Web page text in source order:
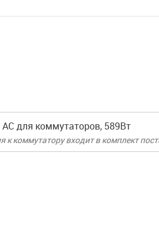
для коммутаторов, 589Вт
коммутатору входит в комплект